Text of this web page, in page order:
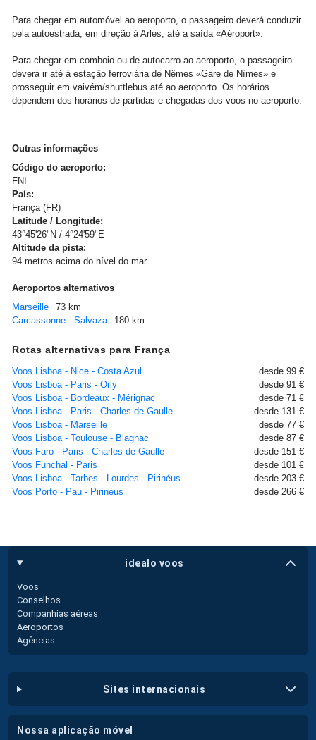
Para chegar em automóvel ao aeroporto, o passageiro deverá conduzir
pela autoestrada, em direção à Arles, até a saída «Aéroport».
Para chegar em comboio ou de autocarro ao aeroporto, o passageiro
deverá ir até à estação ferroviária de Nêmes «Gare de Nîmes» e
prosseguir em vaivém/shuttlebus até ao aeroporto. Os horários
dependem dos horários de partidas e chegadas dos voos no aeroporto.
Outras informações
Código do aeroporto:
FNI
País:
França (FR)
Latitude / Longitude:
43°45'26"N / 4°24'59"E
Altitude da pista:
94 metros acima do nível do mar
Aeroportos alternativos
Marseille
73 km
Carcassonne - Salvaza
180 km
Rotas alternativas para França
Voos Lisboa - Nice - Costa Azul
desde 99 €
Voos Lisboa - Paris - Orly
desde 91 €
Voos Lisboa - Bordeaux - Mérignac
desde 71 €
Voos Lisboa - Paris - Charles de Gaulle
desde 131 €
Voos Lisboa - Marseille
desde 77 €
Voos Lisboa - Toulouse - Blagnac
desde 87 €
Voos Faro - Paris - Charles de Gaulle
desde 151 €
Voos Funchal - Paris
desde 101 €
Voos Lisboa - Tarbes - Lourdes - Pirinéus
desde 203 €
Voos Porto - Pau - Pirinéus
desde 266 €
idealo voos
Voos
Conselhos
Companhias aéreas
Aeroportos
Agências
sites internacionais
nossa aplicação móvel